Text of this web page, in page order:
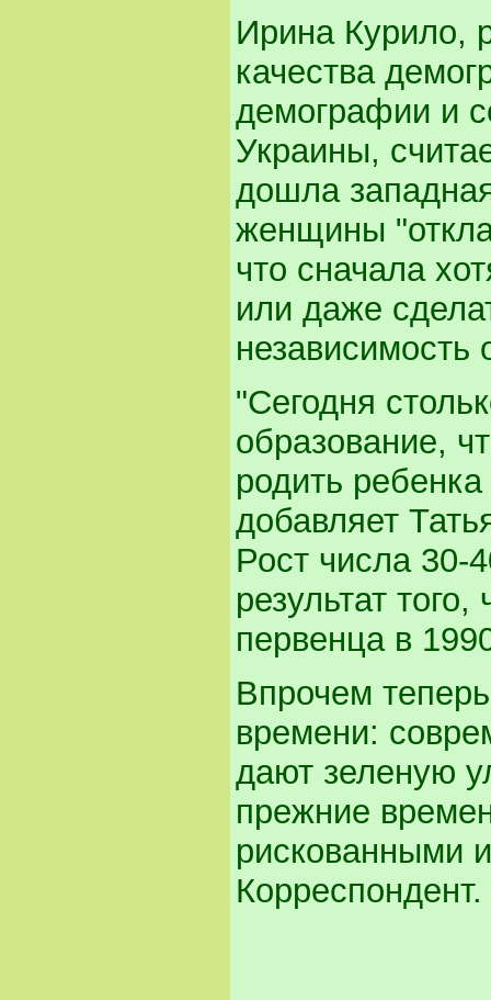
Ирина Курило,
качества
демографии и
Украины,
дошла
женщины
что сначала
или даже
независимость
"Сегодня
образование,
родить
добавляет
Рост числа 30-
результат
первенца в
Впрочем
времени:
дают зеленую
прежние
рискованными
Корреспондент.